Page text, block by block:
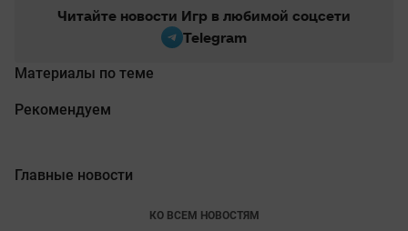
Читайте новости Игр в любимой соцсети
Telegram
Материалы по теме
Рекомендуем
Главные новости
КО ВСЕМ НОВОСТЯМ